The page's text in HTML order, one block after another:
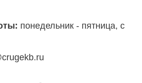
понедельник - пятница, с